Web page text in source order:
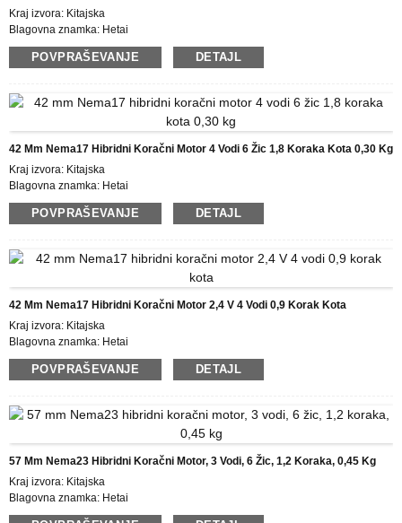
Kraj izvora: Kitajska
Blagovna znamka: Hetai
Certificiranje: CE ROHS ISO
Številka modela: 42BYGH
Podrobnosti pakiranja: škatla z notranjo škatlo iz pene, paleta
Čas dostave : 28-31
Plačilni pogoji: L/C, D/P, T/T, Western Union, MoneyGram
Možnost dobave: 10000 kosov/mesec
POVPRAŠEVANJE DETAJL
42 Mm Nema17 Hibridni Koračni Motor 4 Vodi 6 Žic 1,8 Koraka Kota 0,30 Kg
Kraj izvora: Kitajska
Blagovna znamka: Hetai
Certificiranje: CE ROHS ISO
Številka modela: 42BYGH
Podrobnosti pakiranja: škatla z notranjo škatlo iz pene, paleta
Čas dostave: 25 DNI
Plačilni pogoji: L/C, D/P, T/T, Western Union, MoneyGram
Možnost dobave: 10000 kosov/mesec
POVPRAŠEVANJE DETAJL
42 Mm Nema17 Hibridni Koračni Motor 2,4 V 4 Vodi 0,9 Korak Kota
Kraj izvora: Kitajska
Blagovna znamka: Hetai
Certificiranje: CE ROHS ISO
Številka modela: 42BYGHM
Podrobnosti pakiranja: škatla z notranjo škatlo iz pene, paleta
Čas dostave: 25 DNI
Plačilni pogoji: L/C, D/P, T/T, Western Union, MoneyGram
Možnost dobave: 10000 kosov/mesec
POVPRAŠEVANJE DETAJL
57 Mm Nema23 Hibridni Koračni Motor, 3 Vodi, 6 Žic, 1,2 Koraka, 0,45 Kg
Kraj izvora: Kitajska
Blagovna znamka: Hetai
Certificiranje: CE ROHS ISO